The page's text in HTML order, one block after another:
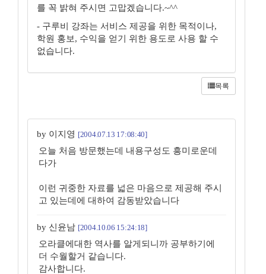
를 꼭 밝혀 주시면 고맙겠습니다.~^^
- 구루비 강좌는 서비스 제공을 위한 목적이나,
학원 홍보, 수익을 얻기 위한 용도로 사용 할 수
없습니다.
목록
by 이지영 [2004.07.13 17:08:40]
오늘 처음 방문했는데 내용구성도 흥미로운데
다가
이런 귀중한 자료를 넓은 마음으로 제공해 주시
고 있는데에 대하여 감동받았습니다
by 신윤남 [2004.10.06 15:24:18]
오라클에대한 역사를 알게되니까 공부하기에
더 수월할거 같습니다.
감사합니다.